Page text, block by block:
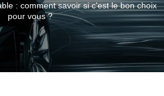
: comment savoir si c'est le bon choix
pour vous ?